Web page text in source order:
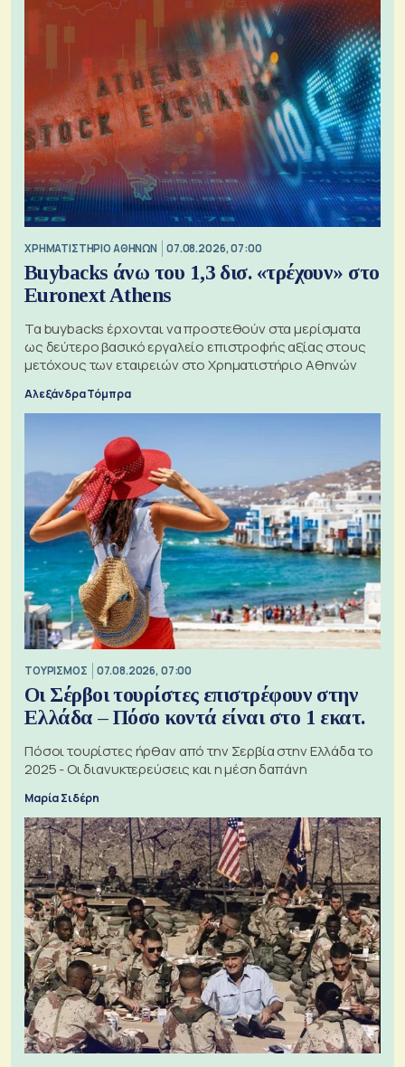
XΡΗΜΑΤΙΣΤΗΡΙΟ ΑΘΗΝΩΝ 07.08.2026, 07:00
Buybacks άνω του 1,3 δισ. «τρέχουν» στο
Euronext Athens
Τα buybacks έρχονται να προστεθούν στα μερίσματα
ως δεύτερο βασικό εργαλείο επιστροφής αξίας στους
μετόχους των εταιρειών στο Χρηματιστήριο Αθηνών
Αλεξάνδρα Τόμπρα
ΤΟΥΡΙΣΜΟΣ 07.08.2026, 07:00
Οι Σέρβοι τουρίστες επιστρέφουν στην
Ελλάδα – Πόσο κοντά είναι στο 1 εκατ.
Πόσοι τουρίστες ήρθαν από την Σερβία στην Ελλάδα το
2025 - Οι διανυκτερεύσεις και η μέση δαπάνη
Μαρία Σιδέρη